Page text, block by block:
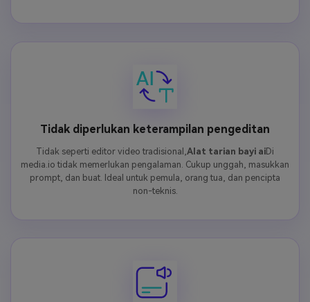
Tidak diperlukan keterampilan pengeditan
Tidak seperti editor video tradisional, Alat tarian bayi aiDi
media.io tidak memerlukan pengalaman. Cukup unggah, masukkan
prompt, dan buat. Ideal untuk pemula, orang tua, dan pencipta
non-teknis.